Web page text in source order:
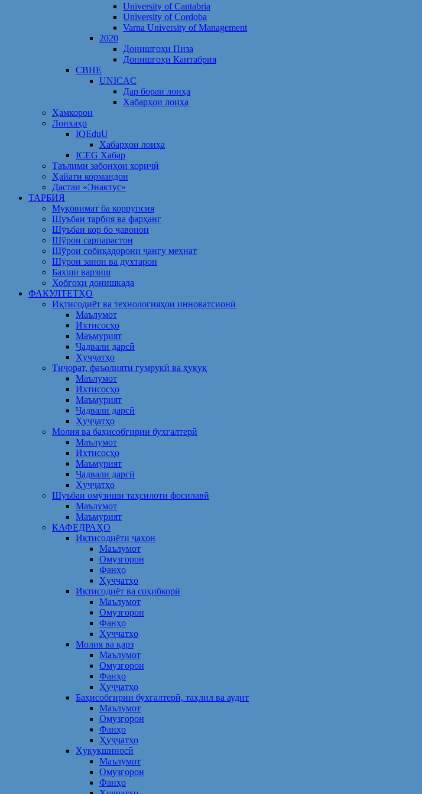
University of Cantabria
University of Cordoba
Varna University of Management
2020
Донишгоҳи Пиза
Донишгоҳи Кантабрия
CBHE
UNICAC
Дар бораи лоиҳа
Хабарҳои лоиҳа
Ҳамкорон
Лоихаҳо
IQEduU
Хабарҳои лоиҳа
ICEG Хабар
Таълими забонҳои хориҷӣ
Ҳайати кормандон
Дастаи «Энактус»
ТАРБИЯ
Муқовимат ба коррупсия
Шуъбаи тарбия ва фарҳанг
Шӯъбаи кор бо ҷавонон
Шўрои сарпарастон
Шўрои собиқадорони ҷангу меҳнат
Шӯрои занон ва духтарон
Бахши варзиш
Хобгоҳи донишкада
ФАКУЛТЕТҲО
Иқтисодиёт ва технологияҳои инноватсионӣ
Маълумот
Ихтисосҳо
Маъмурият
Ҷадвали дарсӣ
Ҳуҷҷатҳо
Тиҷорат, фаъолияти гумрукӣ ва ҳуқуқ
Маълумот
Ихтисосҳо
Маъмурият
Ҷадвали дарсӣ
Ҳуҷҷатҳо
Молия ва баҳисобгирии бухгалтерӣ
Маълумот
Ихтисосҳо
Маъмурият
Ҷадвали дарсӣ
Ҳуҷҷатҳо
Шуъбаи омӯзиши таҳсилоти фосилавӣ
Маълумот
Маъмурият
КАФЕДРАҲО
Иқтисодиёти ҷаҳон
Маълумот
Омузгорон
Фанҳо
Ҳуҷҷатҳо
Иқтисодиёт ва соҳибкорӣ
Маълумот
Омузгорон
Фанҳо
Ҳуҷҷатҳо
Молия ва қарз
Маълумот
Омузгорон
Фанҳо
Ҳуҷҷатҳо
Баҳисобгирии бухгалтерӣ, таҳлил ва аудит
Маълумот
Омузгорон
Фанҳо
Ҳуҷҷатҳо
Ҳуқуқшиносӣ
Маълумот
Омузгорон
Фанҳо